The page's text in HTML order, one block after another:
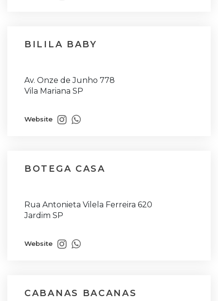
BILILA BABY
Av. Onze de Junho 778
Vila Mariana SP
Website
BOTEGA CASA
Rua Antonieta Vilela Ferreira 620
Jardim SP
Website
CABANAS BACANAS